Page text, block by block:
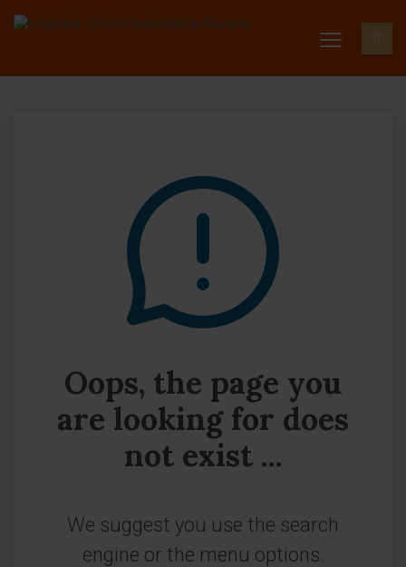
Oops, the page you
are looking for does
not exist ...
We suggest you use the search
engine or the menu options.